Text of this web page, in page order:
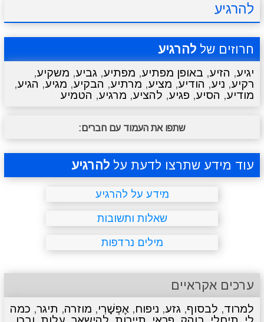
יצירה משחקי בנות אשליות חדשות
מתכונים טריוויה מגניבים סרטונים
להרגיע
חרוזים של להרגיע
יגיע, הזיע, באופן מפתיע, מפתיע, גביע, משקיע,
רקיע, ניע, הודיע, מציע, מרתיע, הבקיע, מגיע, הגיע,
מודיע, הסיע, פגיע, להציע, מרגיע, הטמיע
שתפו את העמוד עם חברים:
עוד מידע שתרצו לדעת על להרגיע
מידע על להרגיע
שאלות ותשובות
מילים נרדפות
ערכים אקראיים
למרוד, לבסוף, גזע, ניפוח, אֶפְשָׁרִי, מוזרה, תיגר, כמה